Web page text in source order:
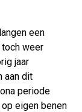
een
weer
jaar
aan dit
periode
eigen benen